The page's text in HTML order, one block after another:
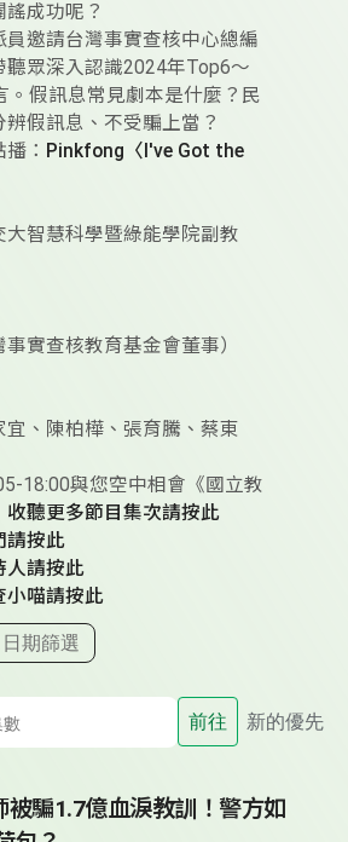
成功呢？
員邀請台灣事實查核中心總編
聽眾深入認識2024年Top6～
。假訊息常見劇本是什麼？民
辨假訊息、不受騙上當？
： Pinkfong〈I've Got the
大智慧科學暨綠能學院副教
實查核教育基金會董事）
宜、陳柏樺、張育騰、蔡東
18:00與您空中相會《國立教
收聽更多節目集次請按此
請按此
人請按此
小喵請按此
日期篩選
前往 新的優先
被騙1.7億血淚教訓！警方如